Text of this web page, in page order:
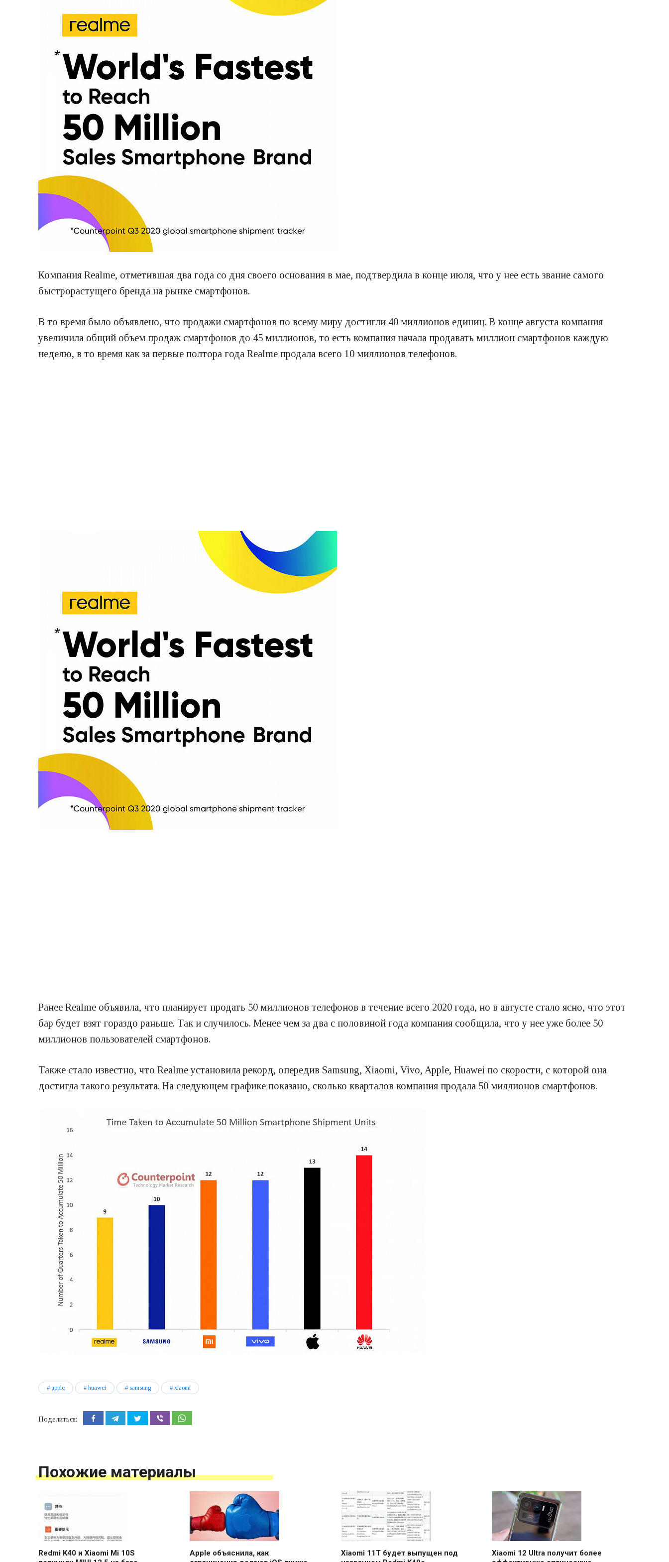
Компания Realme, отметившая два года со дня своего основания в мае, подтвердила в конце июля, что у нее есть звание самого
быстрорастущего бренда на рынке смартфонов.
В то время было объявлено, что продажи смартфонов по всему миру достигли 40 миллионов единиц. В конце августа компания
увеличила общий объем продаж смартфонов до 45 миллионов, то есть компания начала продавать миллион смартфонов каждую
неделю, в то время как за первые полтора года Realme продала всего 10 миллионов телефонов.
Ранее Realme объявила, что планирует продать 50 миллионов телефонов в течение всего 2020 года, но в августе стало ясно, что этот
бар будет взят гораздо раньше. Так и случилось. Менее чем за два с половиной года компания сообщила, что у нее уже более 50
миллионов пользователей смартфонов.
Также стало известно, что Realme установила рекорд, опередив Samsung, Xiaomi, Vivo, Apple, Huawei по скорости, с которой она
достигла такого результата. На следующем графике показано, сколько кварталов компания продала 50 миллионов смартфонов.
apple huawei samsung xiaomi
Поделиться:
Похожие материалы
Redmi K40 и Xiaomi Mi 10S
Apple объяснила, как
Xiaomi 11T будет выпущен под
Xiaomi 12 Ultra получит более